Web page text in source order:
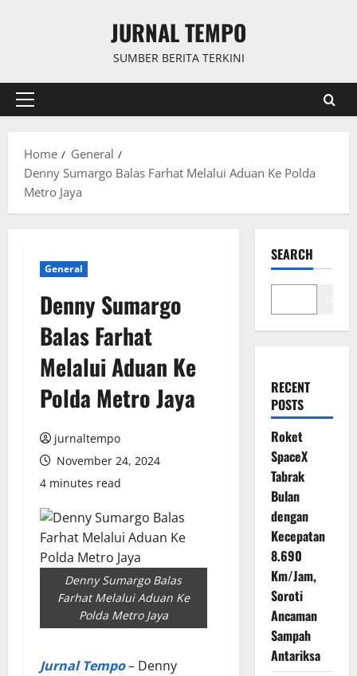
JURNAL TEMPO
SUMBER BERITA TERKINI
Primary
Home
General
Denny Sumargo Balas Farhat Melalui Aduan Ke Polda
Metro Jaya
General
Denny Sumargo
Balas Farhat
Melalui Aduan Ke
Polda Metro Jaya
jurnaltempo
November 24, 2024
4 minutes read
Denny Sumargo Balas
Farhat Melalui Aduan Ke
Polda Metro Jaya
Jurnal Tempo– Denny
SEARCH
RECENT
POSTS
Roket
SpaceX
Tabrak
Bulan
dengan
Kecepatan
8.690
Km/Jam,
Soroti
Ancaman
Sampah
Antariksa